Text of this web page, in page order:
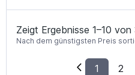
Zeigt Ergebnisse 1–10
Nach dem günstigsten Preis
1 2